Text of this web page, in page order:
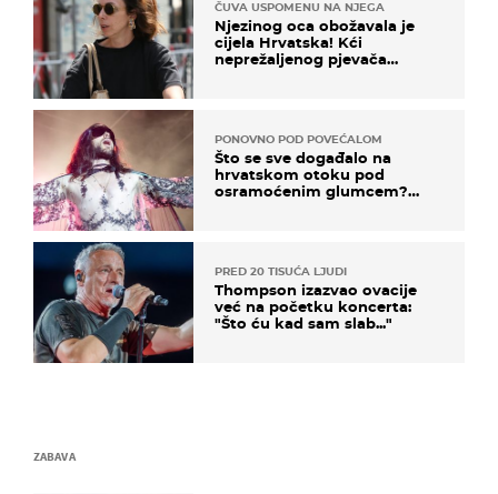
ČUVA USPOMENU NA NJEGA
Njezinog oca obožavala je
cijela Hrvatska! Kći
neprežaljenog pjevača
PONOVNO POD POVEĆALOM
Što se sve događalo na
hrvatskom otoku pod
osramoćenim glumcem?
PRED 20 TISUĆA LJUDI
Thompson izazvao ovacije
već na početku koncerta:
"Što ću kad sam slab..."
ZABAVA